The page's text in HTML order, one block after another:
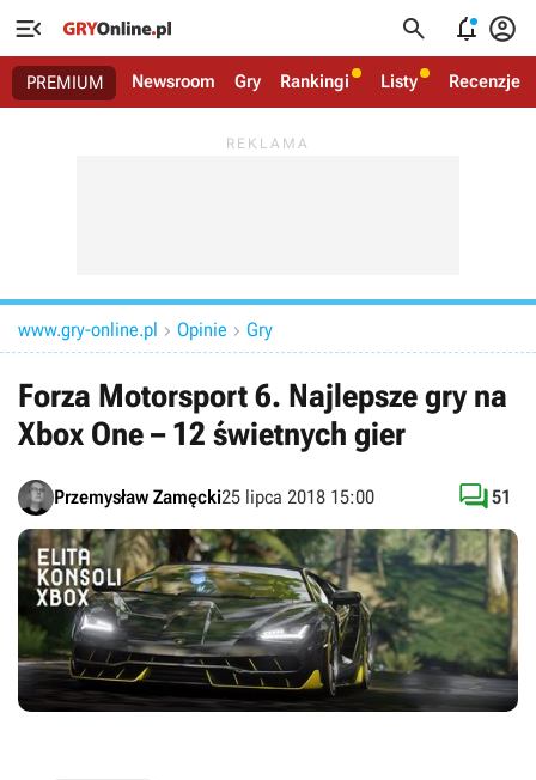
   
PREMIUM Newsroom Gry Rankingi Listy Recenzje
www.gry-online.pl  Opinie  Gry
Forza Motorsport 6. Najlepsze gry na
Xbox One – 12 świetnych gier
Przemysław Zamęcki25 lipca 2018 15:00 51